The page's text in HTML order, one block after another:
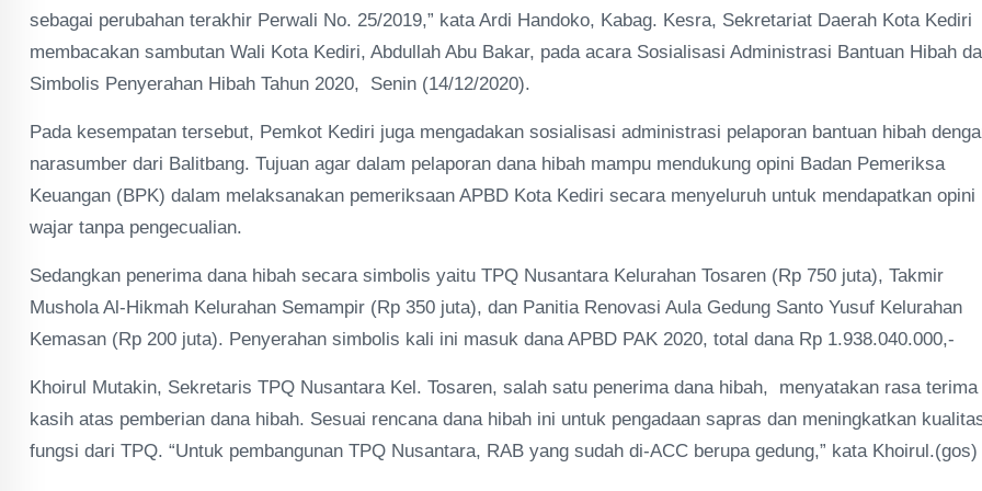
sebagai perubahan terakhir Perwali No. 25/2019,” kata Ardi Handoko, Kabag. Kesra, Sekretariat Daerah Kota Kediri
membacakan sambutan Wali Kota Kediri, Abdullah Abu Bakar, pada acara Sosialisasi Administrasi Bantuan Hibah
Simbolis Penyerahan Hibah Tahun 2020, Senin (14/12/2020).
Pada kesempatan tersebut, Pemkot Kediri juga mengadakan sosialisasi administrasi pelaporan bantuan hibah
narasumber dari Balitbang. Tujuan agar dalam pelaporan dana hibah mampu mendukung opini Badan Pemeriksa
Keuangan (BPK) dalam melaksanakan pemeriksaan APBD Kota Kediri secara menyeluruh untuk mendapatkan opini
wajar tanpa pengecualian.
Sedangkan penerima dana hibah secara simbolis yaitu TPQ Nusantara Kelurahan Tosaren (Rp 750 juta), Takmir
Mushola Al-Hikmah Kelurahan Semampir (Rp 350 juta), dan Panitia Renovasi Aula Gedung Santo Yusuf Kelurahan
Kemasan (Rp 200 juta). Penyerahan simbolis kali ini masuk dana APBD PAK 2020, total dana Rp 1.938.040.000,-
Khoirul Mutakin, Sekretaris TPQ Nusantara Kel. Tosaren, salah satu penerima dana hibah, menyatakan rasa terima
kasih atas pemberian dana hibah. Sesuai rencana dana hibah ini untuk pengadaan sapras dan meningkatkan
fungsi dari TPQ. “Untuk pembangunan TPQ Nusantara, RAB yang sudah di-ACC berupa gedung,” kata Khoirul.(gos)